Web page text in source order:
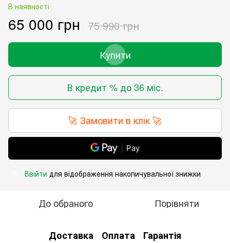
В наявності
65 000 грн 75 990 грн
Купити
В кредит % до 36 міс.
🚀 Замовити в клік 🚀
Pay
Ввійти для відображення накопичувальної знижки
До обраного Порівняти
Доставка Оплата Гарантія